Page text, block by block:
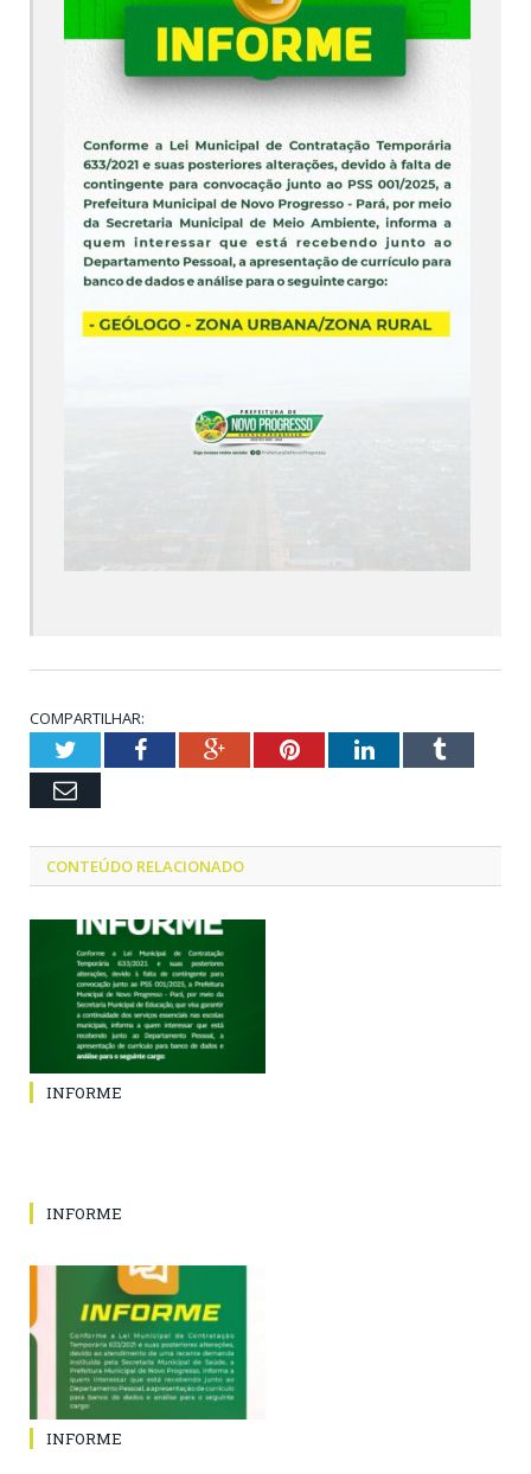
COMPARTILHAR:
TwitterFacebookGoogle+PinterestLinkedInTumblr
Email
CONTEÚDO RELACIONADO
INFORME
INFORME
INFORME